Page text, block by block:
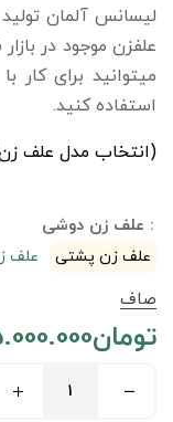
لیسانس آلمان
علفزن موجود در
میتوانید برای
استفاده کنید.
(انتخاب مدل علف
: علف زن دوشی
علف زن پشتی علف
صاف
تومان